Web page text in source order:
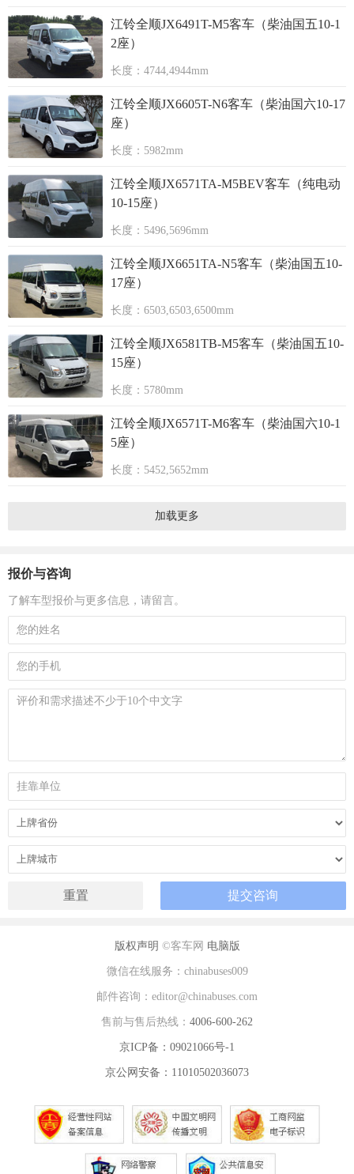
江铃全顺JX6491T-M5客车（柴油国五10-1
2座）
长度：4744,4944mm
江铃全顺JX6605T-N6客车（柴油国六10-17
座）
长度：5982mm
江铃全顺JX6571TA-M5BEV客车（纯电动
10-15座）
长度：5496,5696mm
江铃全顺JX6651TA-N5客车（柴油国五10-
17座）
长度：6503,6503,6500mm
江铃全顺JX6581TB-M5客车（柴油国五10-
15座）
长度：5780mm
江铃全顺JX6571T-M6客车（柴油国六10-1
5座）
长度：5452,5652mm
加载更多
报价与咨询
了解车型报价与更多信息，请留言。
版权声明 ©客车网 电脑版
微信在线服务：chinabuses009
邮件咨询：editor@chinabuses.com
售前与售后热线： 4006-600-262
京ICP备：09021066号-1
京公网安备：11010502036073